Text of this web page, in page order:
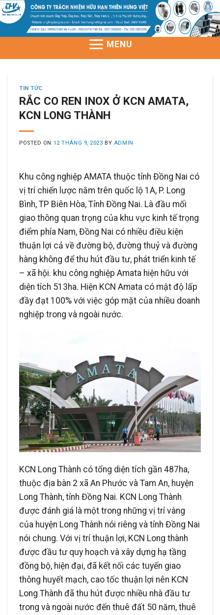
Skip
to
MENU
TIN TỨC
RẮC CO REN INOX Ở KCN AMATA,
KCN LONG THÀNH
POSTED ON 12 THÁNG 9, 2023 BY ADMIN
Khu công nghiệp AMATA thuộc tỉnh Đồng Nai có
vị trí chiến lược nằm trên quốc lộ 1A, P. Long
Bình, TP Biên Hòa, Tỉnh Đồng Nai. Là đầu mối
giao thông quan trọng của khu vực kinh tế trọng
điểm phía Nam, Đồng Nai có nhiều điều kiện
thuận lợi cả về đường bộ, đường thuỷ và đường
hàng không để thu hút đầu tư, phát triển kinh tế
– xã hội. khu công nghiệp Amata hiện hữu với
diện tích 513ha. Hiện KCN Amata có mật độ lấp
đầy đạt 100% với việc góp mặt của nhiều doanh
nghiệp trong và ngoài nước.
KCN Long Thành có tổng diện tích gần 487ha,
thuộc địa bàn 2 xã An Phước và Tam An, huyện
Long Thành, tỉnh Đồng Nai. KCN Long Thành
được đánh giá là một trong những vị trí vàng
của huyện Long Thành nói riêng và tỉnh Đồng Nai
nói chung. Với vị trí thuận lợi, KCN Long thành
được đầu tư quy hoạch và xây dựng hạ tầng
đồng bộ, hiện đại, đã kết nối các tuyến giao
thông huyết mạch, cao tốc thuận lợi nên KCN
Long Thành đã thu hút được nhiều nhà đầu tư
trong và ngoài nước đến thuê đất 50 năm, thuê